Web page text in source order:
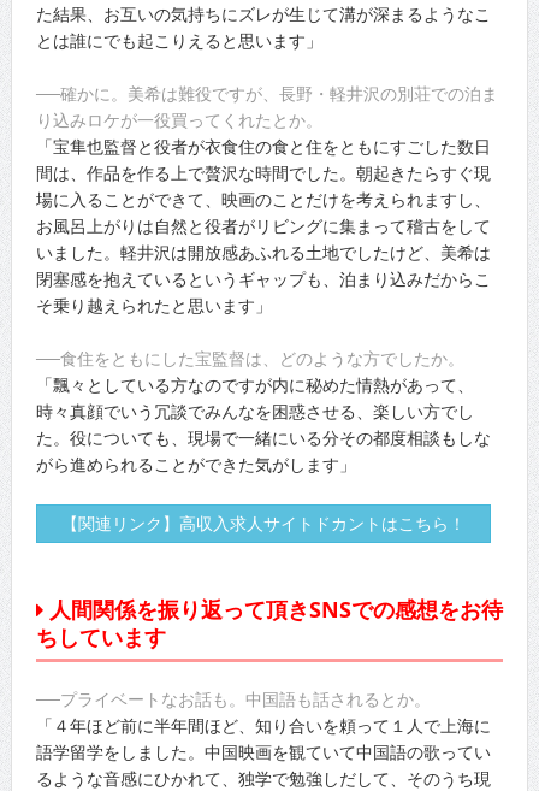
た結果、お互いの気持ちにズレが生じて溝が深まるようなこ
とは誰にでも起こりえると思います」
──確かに。美希は難役ですが、長野・軽井沢の別荘での泊ま
り込みロケが一役買ってくれたとか。
「宝隼也監督と役者が衣食住の食と住をともにすごした数日
間は、作品を作る上で贅沢な時間でした。朝起きたらすぐ現
場に入ることができて、映画のことだけを考えられますし、
お風呂上がりは自然と役者がリビングに集まって稽古をして
いました。軽井沢は開放感あふれる土地でしたけど、美希は
閉塞感を抱えているというギャップも、泊まり込みだからこ
そ乗り越えられたと思います」
──食住をともにした宝監督は、どのような方でしたか。
「飄々としている方なのですが内に秘めた情熱があって、
時々真顔でいう冗談でみんなを困惑させる、楽しい方でし
た。役についても、現場で一緒にいる分その都度相談もしな
がら進められることができた気がします」
【関連リンク】高収入求人サイトドカントはこちら！
人間関係を振り返って頂きSNSでの感想をお待
ちしています
──プライベートなお話も。中国語も話されるとか。
「４年ほど前に半年間ほど、知り合いを頼って１人で上海に
語学留学をしました。中国映画を観ていて中国語の歌ってい
るような音感にひかれて、独学で勉強しだして、そのうち現